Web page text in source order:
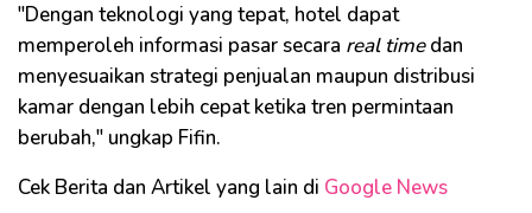
"Dengan teknologi yang tepat, hotel dapat
memperoleh informasi pasar secara real timedan
menyesuaikan strategi penjualan maupun distribusi
kamar dengan lebih cepat ketika tren permintaan
berubah," ungkap Fifin.
Cek Berita dan Artikel yang lain di Google News